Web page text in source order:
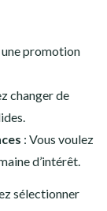
une promotion
changer de
: Vous voulez
d’intérêt.
sélectionner